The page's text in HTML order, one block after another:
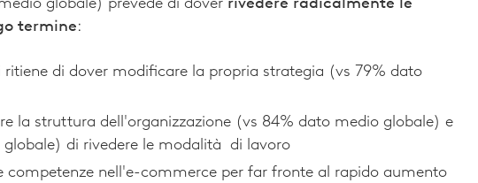
globale) prevede di dover rivedere radicalmente le
termine:
di dover modificare la propria strategia (vs 79% dato
la struttura dell'organizzazione (vs 84% dato medio globale) e
di rivedere le modalità di lavoro
competenze nell'e-commerce per far fronte al rapido aumento